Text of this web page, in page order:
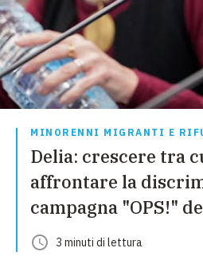
MINORENNI MIGRANTI E
Delia: crescere tra
affrontare la
campagna "OPS!"
3 minuti di lettura